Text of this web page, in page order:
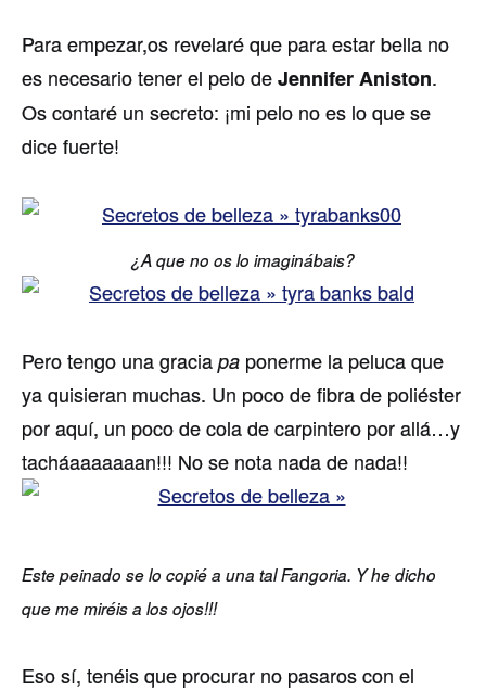
Para empezar,os revelaré que para estar bella no
es necesario tener el pelo deJennifer Aniston.
Os contaré un secreto: ¡mi pelo no es lo que se
dice fuerte!
¿A que no os lo imaginábais?
Pero tengo una gracia pa ponerme la peluca que
ya quisieran muchas. Un poco de fibra de poliéster
por aquí, un poco de cola de carpintero por allá…y
tacháaaaaaaan!!! No se nota nada de nada!!
Este peinado se lo copié a una tal Fangoria. Y he dicho
que me miréis a los ojos!!!
Eso sí, tenéis que procurar no pasaros con el